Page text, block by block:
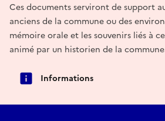
Ces documents serviront de support
anciens de la commune ou des
mémoire orale et les souvenirs liés à
animé par un historien de la
Informations